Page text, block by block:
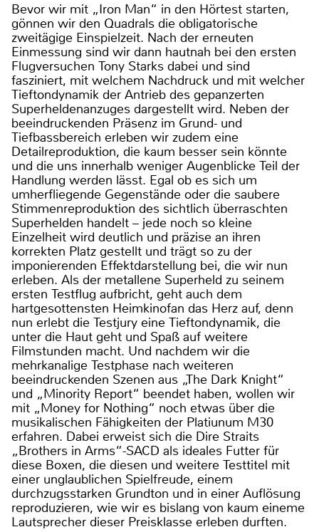
Bevor wir mit „Iron Man“ in den Hörtest starten,
gönnen wir den Quadrals die obligatorische
zweitägige Einspielzeit. Nach der erneuten
Einmessung sind wir dann hautnah bei den ersten
Flugversuchen Tony Starks dabei und sind
fasziniert, mit welchem Nachdruck und mit welcher
Tieftondynamik der Antrieb des gepanzerten
Superheldenanzuges dargestellt wird. Neben der
beeindruckenden Präsenz im Grund- und
Tiefbassbereich erleben wir zudem eine
Detailreproduktion, die kaum besser sein könnte
und die uns innerhalb weniger Augenblicke Teil der
Handlung werden lässt. Egal ob es sich um
umherfliegende Gegenstände oder die saubere
Stimmenreproduktion des sichtlich überraschten
Superhelden handelt – jede noch so kleine
Einzelheit wird deutlich und präzise an ihren
korrekten Platz gestellt und trägt so zu der
imponierenden Effektdarstellung bei, die wir nun
erleben. Als der metallene Superheld zu seinem
ersten Testflug aufbricht, geht auch dem
hartgesottensten Heimkinofan das Herz auf, denn
nun erlebt die Testjury eine Tieftondynamik, die
unter die Haut geht und Spaß auf weitere
Filmstunden macht. Und nachdem wir die
mehrkanalige Testphase nach weiteren
beeindruckenden Szenen aus „The Dark Knight“
und „Minority Report“ beendet haben, wollen wir
mit „Money for Nothing“ noch etwas über die
musikalischen Fähigkeiten der Platiunum M30
erfahren. Dabei erweist sich die Dire Straits
„Brothers in Arms“-SACD als ideales Futter für
diese Boxen, die diesen und weitere Testtitel mit
einer unglaublichen Spielfreude, einem
durchzugsstarken Grundton und in einer Auflösung
reproduzieren, wie wir es bislang von kaum eineme
Lautsprecher dieser Preisklasse erleben durften.